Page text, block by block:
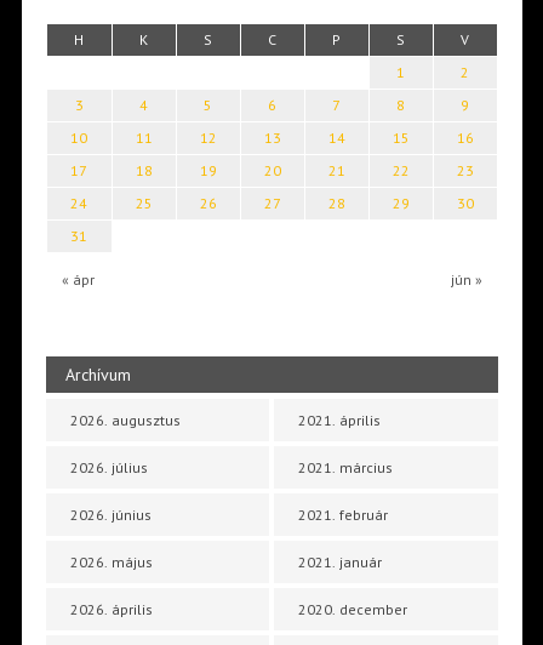
H K S C P S V
« ápr jún »
1
2
3
4 5 6 7 8
9
10
11 12 13 14 15
16
17
18 19 20 21 22
23
24
25 26 27 28 29
30
31
Archívum
2026. augusztus
2026. július
2026. június
2026. május
2026. április
2021. április
2021. március
2021. február
2021. január
2020. december